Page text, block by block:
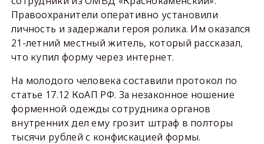
Правоохранители оперативно установили
личность и задержали героя ролика. Им оказался
21-летний местный житель, который рассказал,
что купил форму через интернет.
На молодого человека составили протокол по
статье 17.12 КоАП РФ. За незаконное ношение
форменной одежды сотрудника органов
внутренних дел ему грозит штраф в полторы
тысячи рублей с конфискацией формы.